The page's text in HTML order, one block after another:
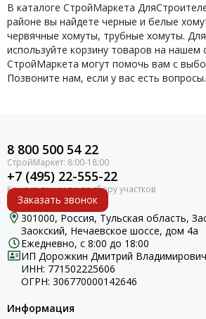
В каталоге СтройМаркета
районе вы найдете черные и белые
червячные хомуты, трубные хомуты.
используйте корзину товаров на нашем
СтройМаркета могут помочь вам с
Позвоните нам, если у вас есть вопросы.
8 800 500 54 22
+7 (495) 22-555-22
Заказать звонок
301000, Россия, Тульская область,
Заокский, Нечаевское шоссе, дом 4а
Ежедневно, с 8:00 до 18:00
ИП Дорожкин Дмитрий Владимирович
ИНН: 771502225606
ОГРН: 306770000142646
Информация